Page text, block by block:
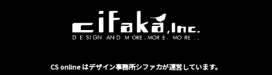
CS online はデザイン事務所シファカが運営しています。